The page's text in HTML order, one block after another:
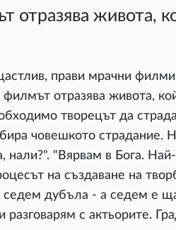
отразява живота,
прави мрачни
филмът отразява живота,
творецът да
човешкото страдание.
нали?". "Вярвам в Бога.
на създаване на
дубъла - а седем е
с актьорите.